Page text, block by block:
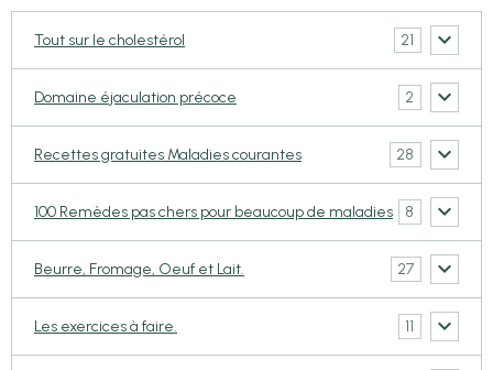
Tout sur le cholestérol 21
Domaine éjaculation précoce 2
Recettes gratuites Maladies courantes 28
100 Remèdes pas chers pour beaucoup de maladies 8
Beurre, Fromage, Oeuf et Lait. 27
Les exercices à faire. 11